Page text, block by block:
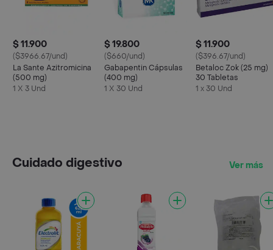
$ 11.900
($3966.67/und)
La Sante Azitromicina
(500 mg)
1 X 3 Und
$ 19.800
($660/und)
Gabapentin Cápsulas
(400 mg)
1 X 30 Und
$ 11.900
($396.67/und)
Betaloc Zok (25 mg)
30 Tabletas
1 x 30 Und
Cuidado digestivo Ver más